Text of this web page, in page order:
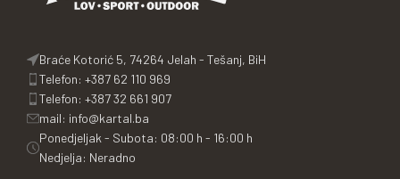
Braće Kotorić 5, 74264 Jelah - Tešanj, BiH
Telefon: +387 62 110 969
Telefon: +387 32 661 907
mail: info@kartal.ba
Ponedjeljak - Subota: 08:00 h - 16:00 h
Nedjelja: Neradno